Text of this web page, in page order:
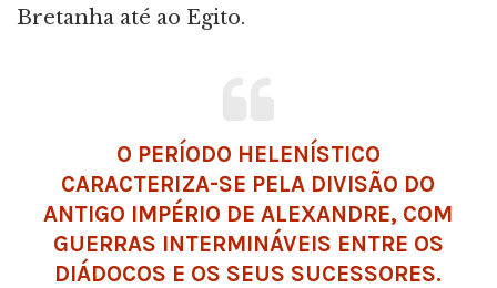
Bretanha até ao Egito.
O PERÍODO HELENÍSTICO
CARACTERIZA-SE PELA DIVISÃO DO
ANTIGO IMPÉRIO DE ALEXANDRE, COM
GUERRAS INTERMINÁVEIS ENTRE OS
DIÁDOCOS E OS SEUS SUCESSORES.